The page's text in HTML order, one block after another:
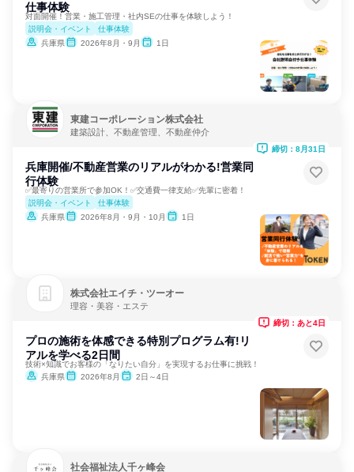
仕事体験
対面開催！営業・施工管理・社内SEの仕事を体験しよう！
説明会・イベント
仕事体験
兵庫県
2026年8月・9月 1日
東建コーポレーション株式会社
建築設計、不動産管理、不動産仲介
兵庫開催/不動産営業のリアルがわかる!営業同
行体験
✅最寄りの営業所で参加OK！✅交通費一律支給✅先輩に密着！
説明会・イベント
仕事体験
兵庫県
2026年8月・9月・10月 1日
締切：8月31日
株式会社エイチ・ツーオー
理容・美容・エステ
プロの施術を体感できる特別プログラム有!リ
アルを学べる2日間
技術×知識でお客様の「なりたい自分」を実現するお仕事に挑戦！
兵庫県
2026年8月 2日～4日
締切：あと4日
社会福祉法人千ヶ峰会